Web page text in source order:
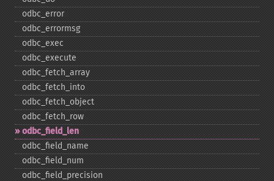
odbc_​error
odbc_​errormsg
odbc_​exec
odbc_​execute
odbc_​fetch_​array
odbc_​fetch_​into
odbc_​fetch_​object
odbc_​fetch_​row
odbc_​field_​len
odbc_​field_​name
odbc_​field_​num
odbc_​field_​precision